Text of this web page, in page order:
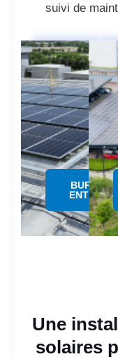
suivi de
BUREAUX
Une
solaires